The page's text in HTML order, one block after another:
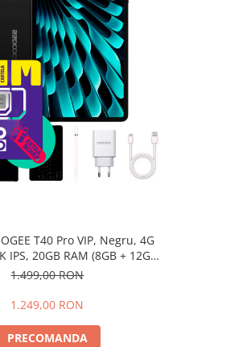
T40 Pro VIP, Negru, 4G
IPS, 20GB RAM (8GB + 12GB
Helio G99, 10800mAh,
1.499,00 RON
1.249,00 RON
PRECOMANDA